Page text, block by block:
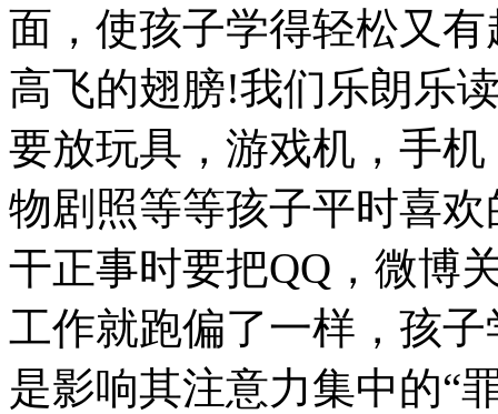
面，使孩子学得轻松又
高飞的翅膀!我们乐朗乐
要放玩具，游戏机，手
物剧照等等孩子平时喜
干正事时要把QQ，微博
工作就跑偏了一样，孩
是影响其注意力集中的“